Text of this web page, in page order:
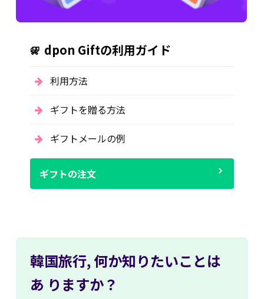
dpon Giftの利用ガイド
利用方法
ギフトを贈る方法
ギフトメールの例
ギフトの注文
韓国旅行, 何か知りたいことは
あ りますか？